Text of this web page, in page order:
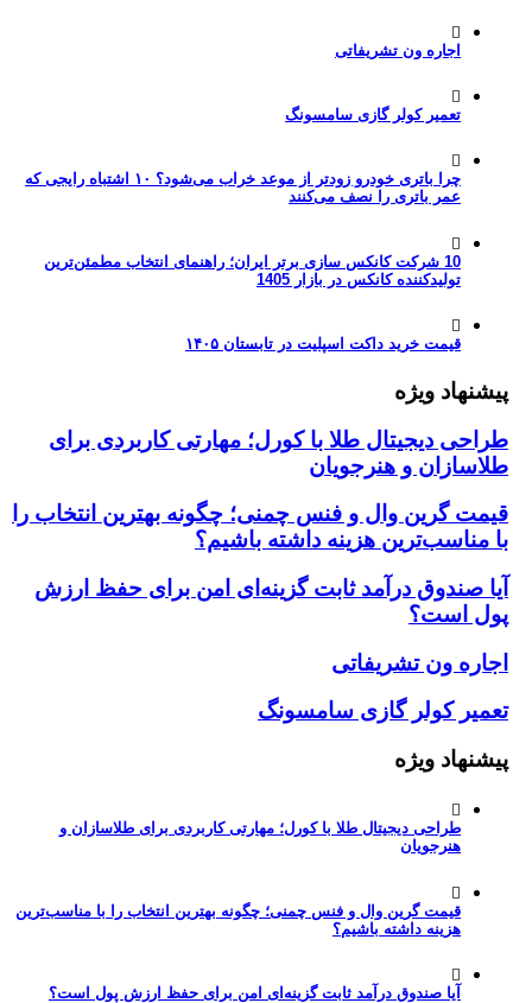
اجاره ون تشریفاتی
تعمیر کولر گازی سامسونگ
چرا باتری خودرو زودتر از موعد خراب می‌شود؟ ۱۰ اشتباه رایجی که
عمر باتری را نصف می‌کنند
10 شرکت کانکس سازی برتر ایران؛ راهنمای انتخاب مطمئن‌ترین
تولیدکننده کانکس در بازار 1405
قیمت خرید داکت اسپلیت در تابستان ۱۴۰۵
ویژه
دیجیتال طلا با کورل؛ مهارتی کاربردی برای
و هنرجویان
گرین وال و فنس چمنی؛ چگونه بهترین انتخاب را
هزینه داشته باشیم؟
درآمد ثابت گزینه‌ای امن برای حفظ ارزش
است؟
ون تشریفاتی
کولر گازی سامسونگ
ویژه
طراحی دیجیتال طلا با کورل؛ مهارتی کاربردی برای طلاسازان و
قیمت گرین وال و فنس چمنی؛ چگونه بهترین انتخاب را با مناسب‌ترین
هزینه داشته باشیم؟
آیا صندوق درآمد ثابت گزینه‌ای امن برای حفظ ارزش پول است؟